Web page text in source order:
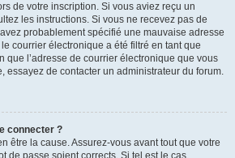
de votre inscription. Si vous aviez reçu un
les instructions. Si vous ne recevez pas de
probablement spécifié une mauvaise adresse
courrier électronique a été filtré en tant que
que l’adresse de courrier électronique que vous
essayez de contacter un administrateur du forum.
connecter ?
être la cause. Assurez-vous avant tout que votre
de passe soient corrects. Si tel est le cas,